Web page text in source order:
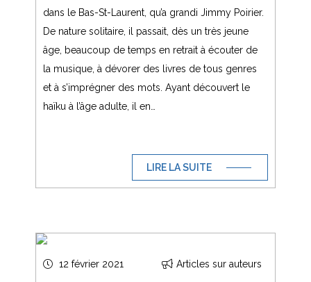
dans le Bas-St-Laurent, qu’a grandi Jimmy Poirier.
De nature solitaire, il passait, dès un très jeune
âge, beaucoup de temps en retrait à écouter de
la musique, à dévorer des livres de tous genres
et à s’imprégner des mots. Ayant découvert le
haïku à l’âge adulte, il en…
LIRE LA SUITE
12 février 2021 Articles sur auteurs